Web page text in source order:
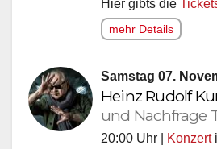
Hier gibts die
mehr Details
Samstag 07.
Heinz Rudolf
und Nachfrage
20:00 Uhr | Konzert